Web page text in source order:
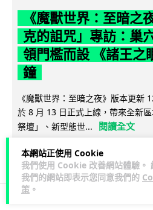
本網站正使用 Cookie
我們使用 Cookie 改善網站體驗。
我們的網站即表示您同意我們的
策 。
《魔獸世界：至暗之
克的詛咒」專訪：巢
領門檻而設 《諸王之
鐘
《魔獸世界：至暗之夜》版本更新
於 8 月 13 日正式上線，帶來全新
祭壇」、新型態世...
閱讀全文
116 分享